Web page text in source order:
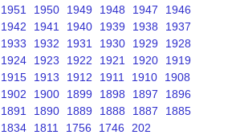
1951 1950 1949 1948 1947
1946
1942 1941 1940 1939 1938
1937
1933 1932 1931 1930 1929
1928
1924 1923 1922 1921 1920
1919
1915 1913 1912 1911 1910
1908
1902 1900 1899 1898 1897
1896
1891 1890 1889 1888 1887
1885
1834 1811 1756 1746 202